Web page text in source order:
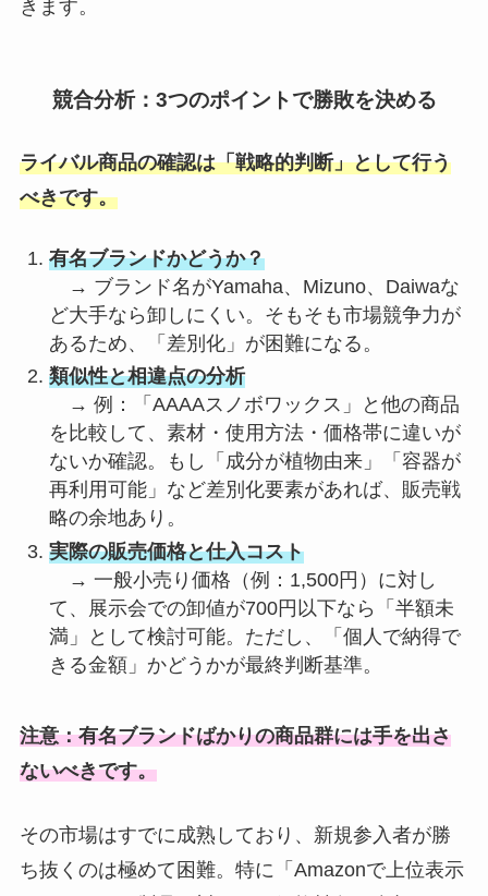
きます。
競合分析：3つのポイントで勝敗を決める
ライバル商品の確認は「戦略的判断」として行う
べきです。
有名ブランドかどうか？
→ ブランド名がYamaha、Mizuno、Daiwaな
ど大手なら卸しにくい。そもそも市場競争力が
あるため、「差別化」が困難になる。
類似性と相違点の分析
→ 例：「AAAAスノボワックス」と他の商品
を比較して、素材・使用方法・価格帯に違いが
ないか確認。もし「成分が植物由来」「容器が
再利用可能」など差別化要素があれば、販売戦
略の余地あり。
実際の販売価格と仕入コスト
→ 一般小売り価格（例：1,500円）に対し
て、展示会での卸値が700円以下なら「半額未
満」として検討可能。ただし、「個人で納得で
きる金額」かどうかが最終判断基準。
注意：有名ブランドばかりの商品群には手を出さ
ないべきです。
その市場はすでに成熟しており、新規参入者が勝
ち抜くのは極めて困難。特に「Amazonで上位表示